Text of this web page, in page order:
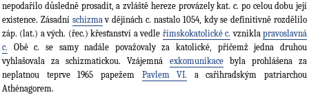
nepodařilo důsledně prosadit, a zvláště hereze provázely kat. c. po celou dobu její
existence. Zásadní schizmav dějinách c. nastalo 1054, kdy se definitivně rozdělilo
záp. (lat.) a vých. (řec.) křesťanství a vedle římskokatolické c. vzniklapravoslavná
c. Obě c. se samy nadále považovaly za katolické, přičemž jedna druhou
vyhlašovala za schizmatickou. Vzájemná exkomunikacebyla prohlášena za
neplatnou teprve 1965 papežem Pavlem VI. a cařihradským patriarchou
Athénagorem.